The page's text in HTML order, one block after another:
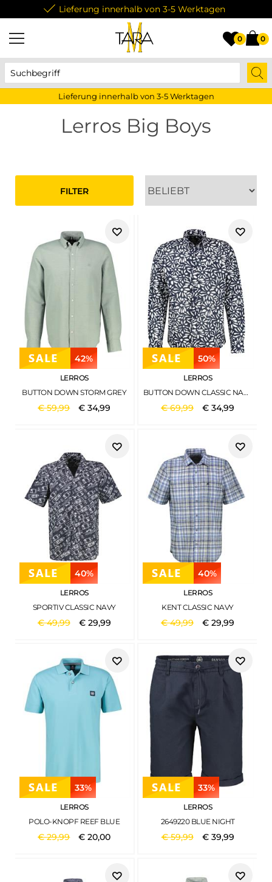
Lieferung innerhalb von 3-5 Werktagen
0 0
Lieferung innerhalb von 3-5 Werktagen
Lerros Big Boys
FILTER
42%
LERROS
BUTTON DOWN STORM GREY
€59,99 €34,99
50%
LERROS
BUTTON DOWN CLASSIC NAVY
€69,99 €34,99
40%
LERROS
SPORTIV CLASSIC NAVY
€49,99 € 29,99
40%
LERROS
KENT CLASSIC NAVY
€49,99 €29,99
33%
LERROS
POLO-KNOPF REEF BLUE
€29,99 €20,00
33%
LERROS
2649220 BLUE NIGHT
€59,99 € 39,99